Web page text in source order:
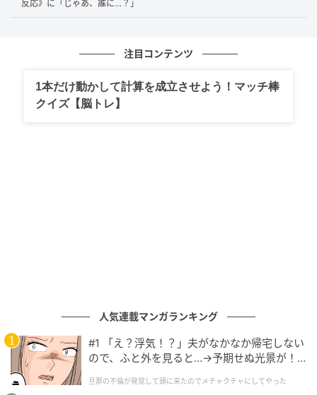
反応》に「じゃあ、誰に…？」
注目コンテンツ
1本だけ動かして計算を成立させよう！マッチ棒
クイズ【脳トレ】
人気連載マンガランキング
#1 「え？浮気！？」夫がなかなか帰宅しない
ので、ふと外を見ると…→予期せぬ光景が！
クチャにしてやった
旦那の不倫が発覚して頭に来たのでメチャクチャにしてやった